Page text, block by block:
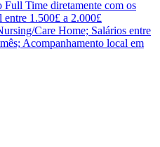
Full Time diretamente com os
entre 1.500£ a 2.000£
Care Home; Salários entre
Acompanhamento local em